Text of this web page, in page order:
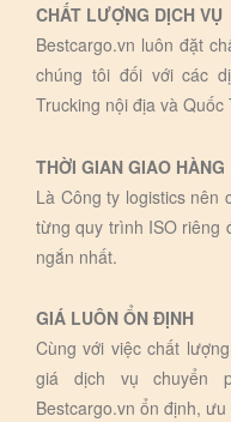
CHẤT LƯỢNG DỊCH VỤ
Bestcargo.vn luôn đặt
chúng tôi đối với các
Trucking nội địa và Quốc
THỜI GIAN GIAO HÀNG
Là Công ty logistics nên
từng quy trình ISO riêng
ngắn nhất.
GIÁ LUÔN ỔN ĐỊNH
Cùng với việc chất
giá dịch vụ chuyển
Bestcargo.vn ổn định, ưu